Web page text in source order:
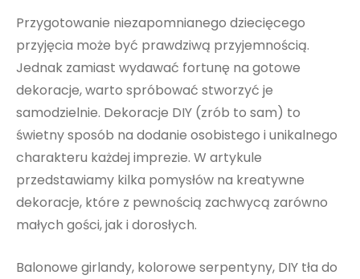
Przygotowanie niezapomnianego dziecięcego
przyjęcia może być prawdziwą przyjemnością.
Jednak zamiast wydawać fortunę na gotowe
dekoracje, warto spróbować stworzyć je
samodzielnie. Dekoracje DIY (zrób to sam) to
świetny sposób na dodanie osobistego i unikalnego
charakteru każdej imprezie. W artykule
przedstawiamy kilka pomysłów na kreatywne
dekoracje, które z pewnością zachwycą zarówno
małych gości, jak i dorosłych.
Balonowe girlandy, kolorowe serpentyny, DIY tła do